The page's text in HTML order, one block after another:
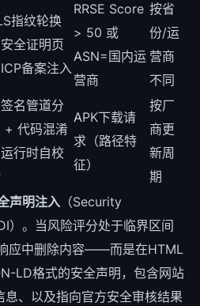
指纹轮换
全证明页
备案注入
RRSE Score
> 50 或
ASN=国内运
营商
按省
份/运
营商
不同
名管道分
+ 代码混淆
行时自校
APK下载请
求（路径特
征）
按厂
商更
新周
期
声明注入 （Security
。当风险评分处于临界区间
应中删除内容——而是在HTML
LD格式的安全声明，包含网站
、以及指向官方安全审核结果